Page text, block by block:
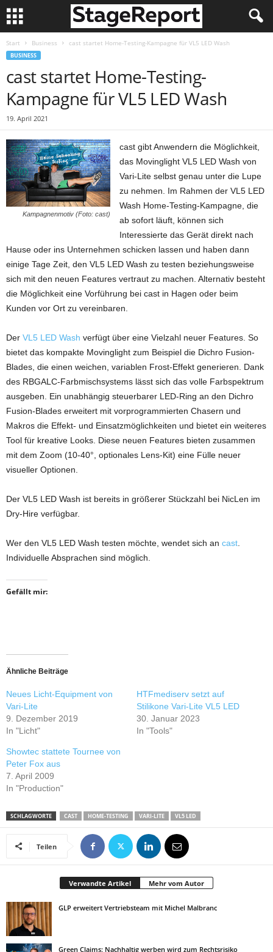
Start Business cast startet Home-Testing-Kampagne für VL5 LED Wash
BUSINESS
cast startet Home-Testing-
Kampagne für VL5 LED Wash
19. April 2021
Kampagnenmotiv (Foto: cast)
cast gibt Anwendern die Möglichkeit,
das Movinglight VL5 LED Wash von
Vari-Lite selbst genau unter die Lupe
zu nehmen. Im Rahmen der VL5 LED
Wash Home-Testing-Kampagne, die
ab sofort läuft, können sich
Interessierte das Gerät direkt nach
Hause oder ins Unternehmen schicken lassen und haben dann
einige Tage Zeit, den VL5 LED Wash zu testen beziehungsweise
sich mit den neuen Features vertraut zu machen. Alternativ besteht
die Möglichkeit eine Vorführung bei cast in Hagen oder beim
Kunden vor Ort zu vereinbaren.
Der VL5 LED Wash verfügt über eine Vielzahl neuer Features. So
bietet das kompakte Movinglight zum Beispiel die Dichro Fusion-
Blades, die einen weichen, variablen Frost-Effekt generieren. Dank
des RBGALC-Farbmischsystems lässt sich das volle Farbspektrum
ausgeben. Ein unabhängig steuerbarer LED-Ring an den Dichro
Fusion-Blades erweitert mit vorprogrammierten Chasern und
Makros die Effekt- und Einsatzmöglichkeiten und bietet ein weiteres
Tool für kreative Looks. Diese neuen Features bieten zusammen
mit dem Zoom (10-40°, optionales Lens-Kit) eine Fülle neuer
visueller Optionen.
Der VL5 LED Wash ist bereits in größerer Stückzahl bei NicLen im
Dry-Hire verfügbar.
Wer den VL5 LED Wash testen möchte, wendet sich an cast
Individuelle Absprachen sind möglich.
Gefällt mir:
Ähnliche Beiträge
Neues Licht-Equipment von
Vari-Lite
9. Dezember 2019
In "Licht"
HTFmediserv setzt auf
Stilikone Vari-Lite VL5 LED
30. Januar 2023
In "Tools"
Showtec stattete Tournee von
Peter Fox aus
7. April 2009
In "Production"
SCHLAGWORTE CAST HOME-TESTING VARI-LITE VL5 LED
Teilen
Verwandte Artikel Mehr vom Autor
GLP erweitert Vertriebsteam mit Michel Malbranc
Green Claims: Nachhaltig werben wird zum Rechtsrisiko